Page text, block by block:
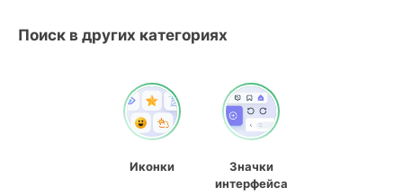
Поиск в других категориях
Иконки
Значки
интерфейса